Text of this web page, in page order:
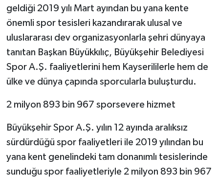
geldiği 2019 yılı Mart ayından bu yana kente
önemli spor tesisleri kazandırarak ulusal ve
uluslararası dev organizasyonlarla şehri dünyaya
tanıtan Başkan Büyükkılıç, Büyükşehir Belediyesi
Spor A.Ş. faaliyetlerini hem Kayserililerle hem de
ülke ve dünya çapında sporcularla buluşturdu.
2 milyon 893 bin 967 sporsevere hizmet
Büyükşehir Spor A.Ş. yılın 12 ayında aralıksız
sürdürdüğü spor faaliyetleri ile 2019 yılından bu
yana kent genelindeki tam donanımlı tesislerinde
sunduğu spor faaliyetleriyle 2 milyon 893 bin 967